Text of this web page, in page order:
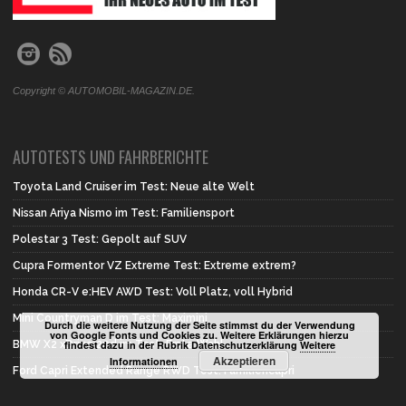
Copyright © AUTOMOBIL-MAGAZIN.DE.
AUTOTESTS UND FAHRBERICHTE
Toyota Land Cruiser im Test: Neue alte Welt
Nissan Ariya Nismo im Test: Familiensport
Polestar 3 Test: Gepolt auf SUV
Cupra Formentor VZ Extreme Test: Extreme extrem?
Honda CR-V e:HEV AWD Test: Voll Platz, voll Hybrid
Mini Countryman D im Test: Maximini
BMW X2 xDrive 20d im Test: Erste Wahl
Ford Capri Extended Range RWD Test: Familiencapri
Durch die weitere Nutzung der Seite stimmst du der Verwendung
von Google Fonts und Cookies zu. Weitere Erklärungen hierzu
findest dazu in der Rubrik DatenschutzerklärungWeitere
Informationen
Akzeptieren